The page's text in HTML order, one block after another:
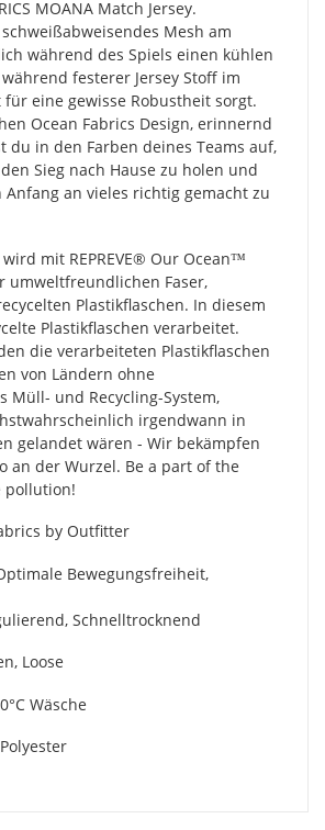
MOANA Match Jersey.
Mesh am
während des Spiels einen kühlen
festerer Jersey Stoff im
eine gewisse Robustheit sorgt.
Ocean Fabrics Design, erinnernd
du in den Farben deines Teams auf,
Sieg nach Hause zu holen und
Anfang an vieles richtig gemacht zu
wird mit REPREVE®️ Our Ocean™
umweltfreundlichen Faser,
Plastikflaschen. In diesem
Plastikflaschen verarbeitet.
die verarbeiteten Plastikflaschen
von Ländern ohne
Müll- und Recycling-System,
irgendwann in
gelandet wären - Wir bekämpfen
an der Wurzel. Be a part of the
pollution!
by Outfitter
Bewegungsfreiheit,
Schnelltrocknend
Loose
Wäsche